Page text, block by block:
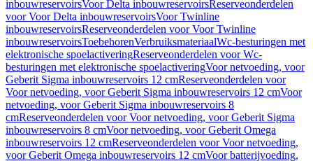
inbouwreservoirsVoor Delta inbouwreservoirsReserveonderdelen
voor Voor Delta inbouwreservoirsVoor Twinline
inbouwreservoirsReserveonderdelen voor Voor Twinline
inbouwreservoirsToebehorenVerbruiksmateriaalWc-besturingen met
elektronische spoelactiveringReserveonderdelen voor Wc-
besturingen met elektronische spoelactiveringVoor netvoeding, voor
Geberit Sigma inbouwreservoirs 12 cmReserveonderdelen voor
Voor netvoeding, voor Geberit Sigma inbouwreservoirs 12 cmVoor
netvoeding, voor Geberit Sigma inbouwreservoirs 8
cmReserveonderdelen voor Voor netvoeding, voor Geberit Sigma
inbouwreservoirs 8 cmVoor netvoeding, voor Geberit Omega
inbouwreservoirs 12 cmReserveonderdelen voor Voor netvoeding,
voor Geberit Omega inbouwreservoirs 12 cmVoor batterijvoeding,